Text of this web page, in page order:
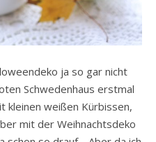
ja so gar nicht
Schwedenhaus erstmal
kleinen weißen Kürbissen,
mit der Weihnachtsdeko